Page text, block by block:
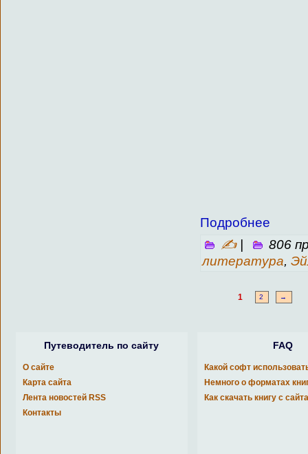
Подробнее
✍|
806
литература,
1 2 →
Путеводитель по сайту
О сайте
Карта сайта
Лента новостей RSS
Контакты
FAQ
Какой софт
Немного о форматах
Как скачать книгу с